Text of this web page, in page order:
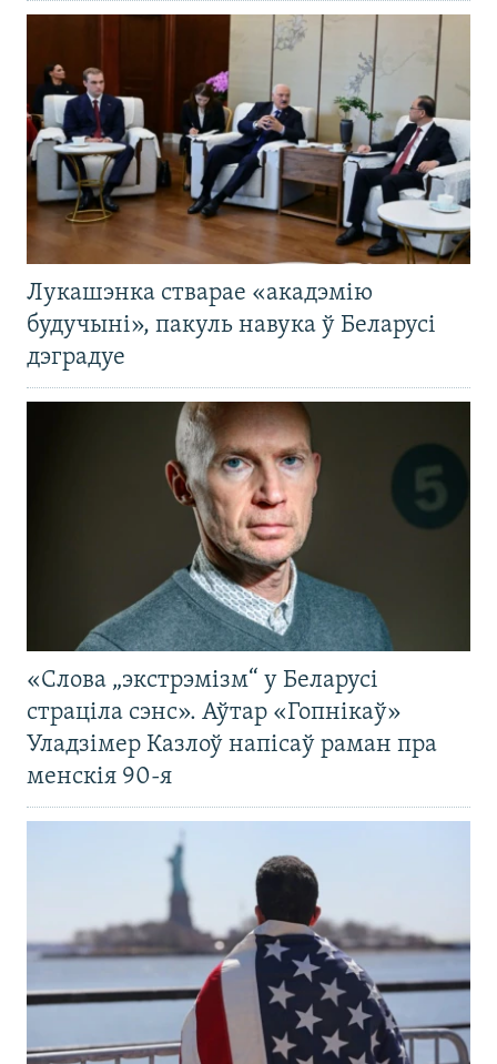
Лукашэнка стварае «акадэмію
будучыні», пакуль навука ў Беларусі
дэградуе
«Слова „экстрэмізм“ у Беларусі
страціла сэнс». Аўтар «Гопнікаў»
Уладзімер Казлоў напісаў раман пра
менскія 90-я